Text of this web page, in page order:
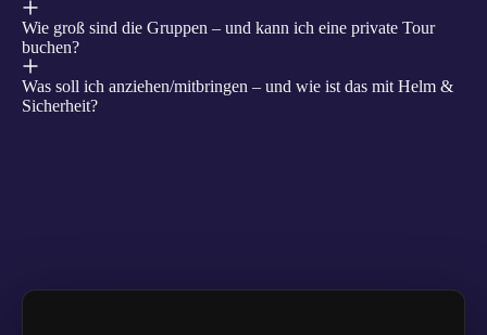
Wie groß sind die Gruppen – und kann ich eine private Tour
buchen?
Was soll ich anziehen/mitbringen – und wie ist das mit Helm &
Sicherheit?